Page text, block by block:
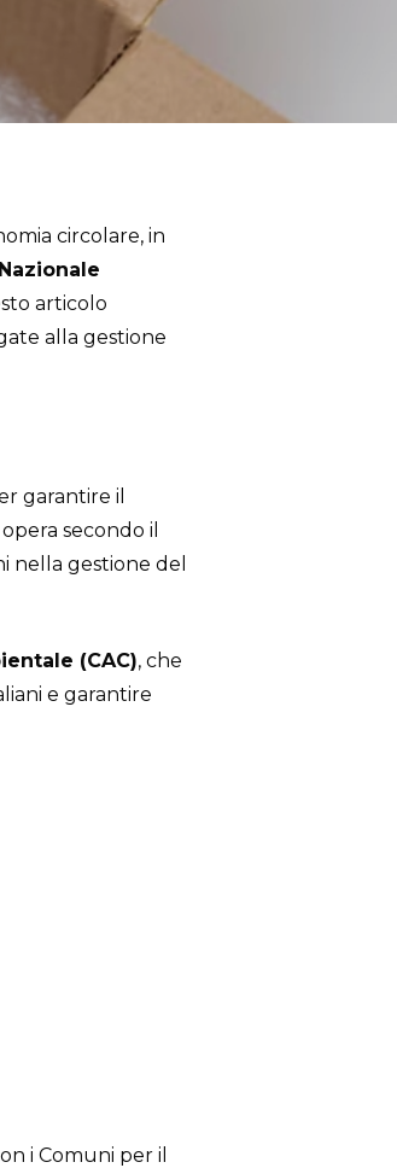
circolare, in
articolo
alla gestione
garantire il
secondo il
nella gestione del
(CAC), che
e garantire
i Comuni per il